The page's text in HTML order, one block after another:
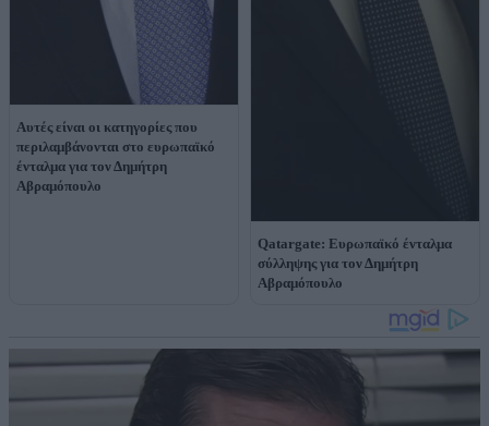
Αυτές είναι οι κατηγορίες που
περιλαμβάνονται στο ευρωπαϊκό
ένταλμα για τον Δημήτρη
Αβραμόπουλο
Qatargate: Ευρωπαϊκό ένταλμα
σύλληψης για τον Δημήτρη
Αβραμόπουλο